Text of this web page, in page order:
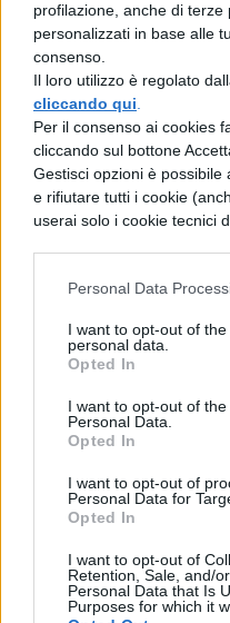
profilazione, anche di
personalizzati in base alle
consenso.
Il loro utilizzo è regolato
cliccando qui
Per il consenso ai cookies
cliccando sul bottone
Gestisci opzioni è
e rifiutare tutti i cookie
userai solo i cookie tecnici
Personal Data
I want to opt-out of
personal data.
Opted In
I want to opt-out of
Personal Data.
Opted In
I want to opt-out of
Personal Data for
Opted In
I want to opt-out of
Retention, Sale, and/
Personal Data that Is
Purposes for which it
avevano
città, chiesero:
A quelli i servi più
nostra padrona è
presto sconterà la
perfidia". Alla fine
città e la
padrona da morte
ricevettero
così tanta fedeltà:
affrancò, e donò
ricchissimo